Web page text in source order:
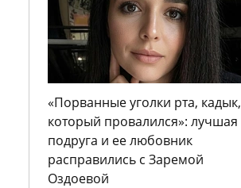
«Порванные уголки рта, кадык,
который провалился»: лучшая
подруга и ее любовник
расправились с Заремой
Оздоевой